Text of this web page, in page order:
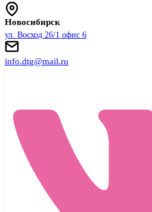
Новосибирск
ул. Восход 26/1 офис 6
info.dtg@mail.ru